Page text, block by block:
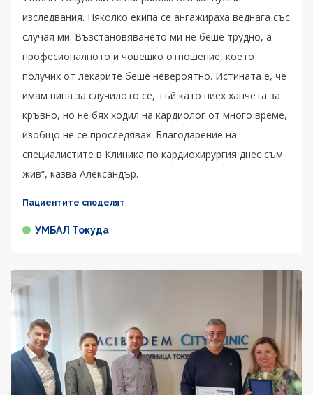
изследвания. Няколко екипа се ангажираха веднага със
случая ми. Възстановяването ми не беше трудно, а
професионалното и човешко отношение, което
получих от лекарите беше невероятно. Истината е, че
имам вина за случилото се, тъй като пиех хапчета за
кръвно, но не бях ходил на кардиолог от много време,
изобщо не се проследявах. Благодарение на
специалистите в Клиника по кардиохирургия днес съм
жив“, казва Александър.
Пациентите споделят
УМБАЛ Токуда